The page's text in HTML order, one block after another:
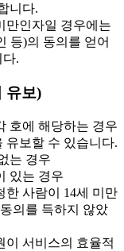
니다.
인자일 경우에는
등)의 동의를 얻어
다.
유보)
호에 해당하는 경우
유보할 수 있습니다.
는 경우
있는 경우
한 사람이 14세 미만
의를 득하지 않았
이 서비스의 효율적